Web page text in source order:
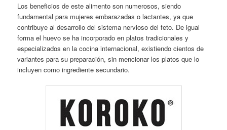
Los beneficios de este alimento son numerosos, siendo
fundamental para mujeres embarazadas o lactantes, ya que
contribuye al desarrollo del sistema nervioso del feto. De igual
forma el huevo se ha incorporado en platos tradicionales y
especializados en la cocina internacional, existiendo cientos de
variantes para su preparación, sin mencionar los platos que lo
incluyen como ingrediente secundario.